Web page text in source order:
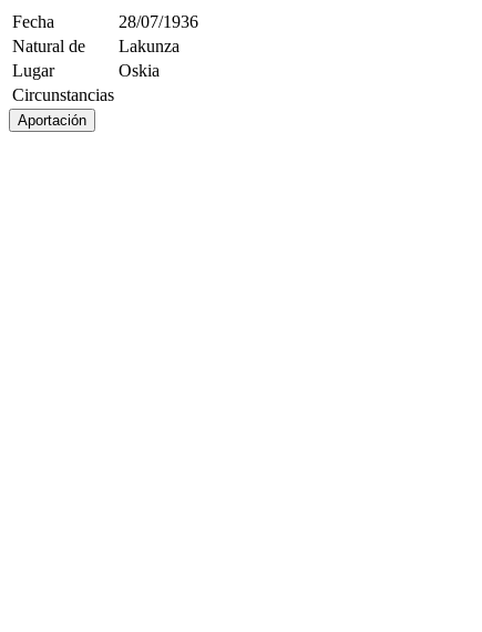
Fecha
28/07/1936
Natural de
Lakunza
Lugar
Oskia
Circunstancias